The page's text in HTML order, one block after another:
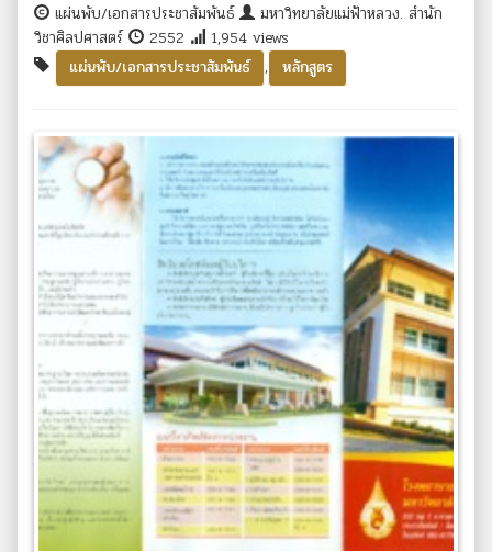
แผ่นพับ/เอกสารประชาสัมพันธ์
มหาวิทยาลัยแม่ฟ้าหลวง. สำนัก
วิชาศิลปศาสตร์
2552
1,954 views
แผ่นพับ/เอกสารประชาสัมพันธ์
, หลักสูตร